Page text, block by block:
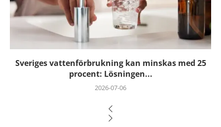
Sveriges vattenförbrukning kan minskas med 25
procent: Lösningen...
2026-07-06